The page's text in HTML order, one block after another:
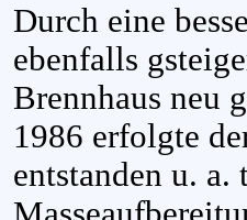
Durch eine
ebenfalls
Brennhaus neu
1986 erfolgte
entstanden u. a.